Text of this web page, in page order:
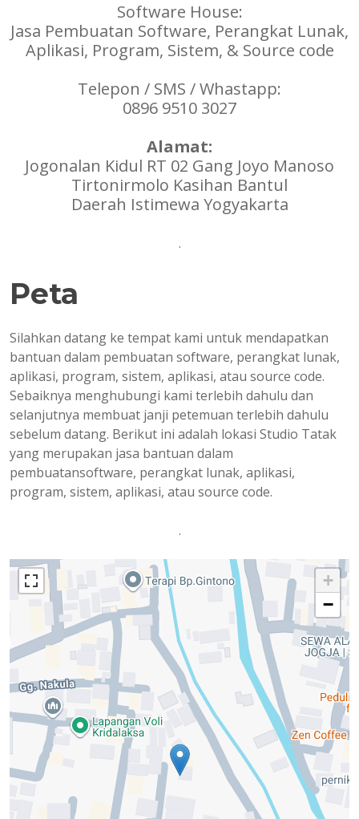
Software House:
Jasa Pembuatan Software, Perangkat Lunak,
Aplikasi, Program, Sistem, & Source code
Telepon / SMS / Whastapp:
0896 9510 3027
Alamat:
Jogonalan Kidul RT 02 Gang Joyo Manoso
Tirtonirmolo Kasihan Bantul
Daerah Istimewa Yogyakarta
.
Peta
Silahkan datang ke tempat kami untuk mendapatkan
bantuan dalam pembuatan software, perangkat lunak,
aplikasi, program, sistem, aplikasi, atau source code.
Sebaiknya menghubungi kami terlebih dahulu dan
selanjutnya membuat janji petemuan terlebih dahulu
sebelum datang. Berikut ini adalah lokasi Studio Tatak
yang merupakan jasa bantuan dalam
pembuatansoftware, perangkat lunak, aplikasi,
program, sistem, aplikasi, atau source code.
.
+
−